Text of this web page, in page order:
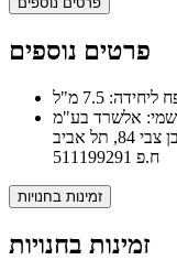
פרטים נוספים
ליחידה: 7.5 מ"ל
אלשרד בע"מ
תל אביב
ח.פ 511199291
זמינות בחנויות
זמינות בחנויות